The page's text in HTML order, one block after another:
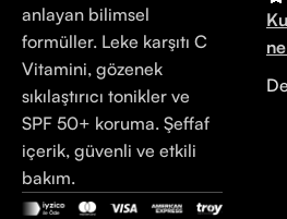
kanıtlanmış aktif bileşenlerini bir
cildin doğal bariyer fonksiyonunu
olan temel yapı taşlarıyla
stresin ve çevresel faktörlerin
güçlü bir savunma mekanizması
yolculukta, "daha fazla ürün"
ilkesiyle hareket ediyoruz.
anlayan bilimsel
formüller. Leke karşıtı C
Vitamini, gözenek
sıkılaştırıcı tonikler ve
SPF 50+ koruma. Şeffaf
içerik, güvenli ve etkili
bakım.